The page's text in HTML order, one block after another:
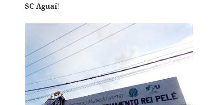
SC Aguaí!